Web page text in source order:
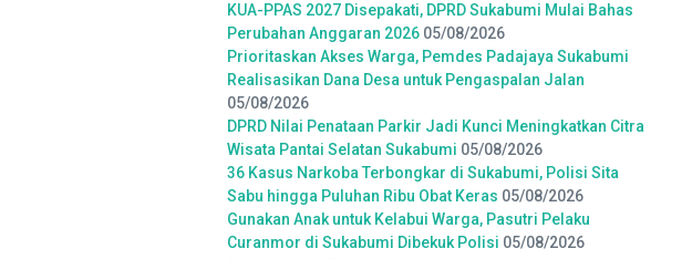
KUA-PPAS 2027 Disepakati, DPRD Sukabumi Mulai Bahas
Perubahan Anggaran 2026 05/08/2026
Prioritaskan Akses Warga, Pemdes Padajaya Sukabumi
Realisasikan Dana Desa untuk Pengaspalan Jalan
05/08/2026
DPRD Nilai Penataan Parkir Jadi Kunci Meningkatkan Citra
Wisata Pantai Selatan Sukabumi 05/08/2026
36 Kasus Narkoba Terbongkar di Sukabumi, Polisi Sita
Sabu hingga Puluhan Ribu Obat Keras 05/08/2026
Gunakan Anak untuk Kelabui Warga, Pasutri Pelaku
Curanmor di Sukabumi Dibekuk Polisi 05/08/2026